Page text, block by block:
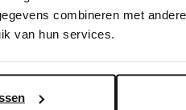
combineren met
van hun services.